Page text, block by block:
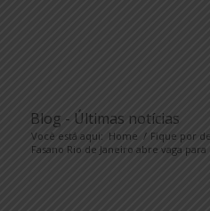
Blog - Últimas notícias
Você está aqui: Home / Fique por
Fasano Rio de Janeiro abre vaga para